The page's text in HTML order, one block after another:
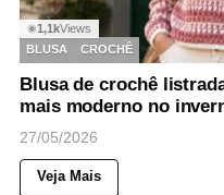
◉1,1kViews
BLUSA
CROCHÊ
Blusa de crochê
mais moderno no
27/05/2026
Veja Mais